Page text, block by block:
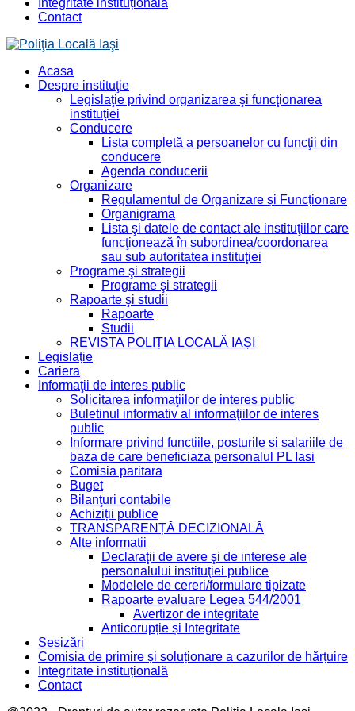
Contact
Acasa
Despre instituţie
Legislaţie privind organizarea şi funcţionarea
instituţiei
Conducere
Lista completă a persoanelor cu funcţii din
conducere
Agenda conducerii
Organizare
Regulamentul de Organizare și Funcționare
Organigrama
Lista şi datele de contact ale instituţiilor care
funcţionează în subordinea/coordonarea
sau sub autoritatea instituţiei
Programe şi strategii
Programe şi strategii
Rapoarte şi studii
Rapoarte
Studii
REVISTA POLIȚIA LOCALĂ IAȘI
Legislație
Cariera
Informaţii de interes public
Solicitarea informaţiilor de interes public
Buletinul informativ al informaţiilor de interes
public
Informare privind functiile, posturile si salariile de
baza de care beneficiaza personalul PL Iasi
Comisia paritara
Buget
Bilanţuri contabile
Achiziții publice
TRANSPARENȚĂ DECIZIONALĂ
Alte informatii
Declaraţii de avere şi de interese ale
personalului instituţiei publice
Modelele de cereri/formulare tipizate
Rapoarte evaluare Legea 544/2001
Avertizor de integritate
Anticorupție și Integritate
Sesizări
Comisia de primire și soluționare a cazurilor de hărțuire
Integritate instituțională
Contact